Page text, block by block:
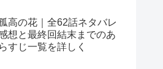
高の花｜全62話ネタバレ
想と最終回結末までのあ
らすじ一覧を詳しく